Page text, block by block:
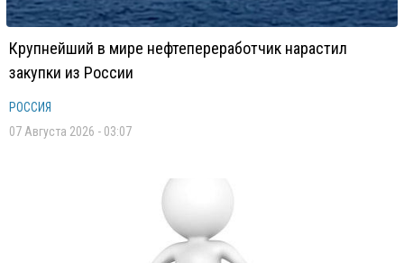
Крупнейший в мире нефтепереработчик нарастил
закупки из России
РОССИЯ
07 Августа 2026 - 03:07